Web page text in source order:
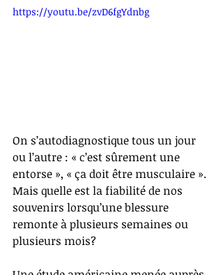
https://youtu.be/zvD6fgYdnbg
On s’autodiagnostique tous un jour
ou l’autre : « c’est sûrement une
entorse », « ça doit être musculaire ».
Mais quelle est la fiabilité de nos
souvenirs lorsqu’une blessure
remonte à plusieurs semaines ou
plusieurs mois?